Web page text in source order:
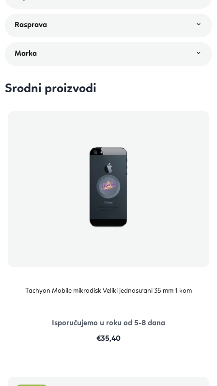
Srodni proizvodi
Tachyon Mobile mikrodisk Veliki jednostrani 35 mm 1 kom
Isporučujemo u roku od 5-8 dana
€35,40